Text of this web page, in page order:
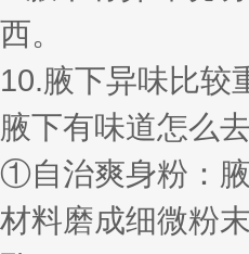
西。
10.腋下异味比较
腋下有味道怎么
①自治爽身粉：
材料磨成细微粉